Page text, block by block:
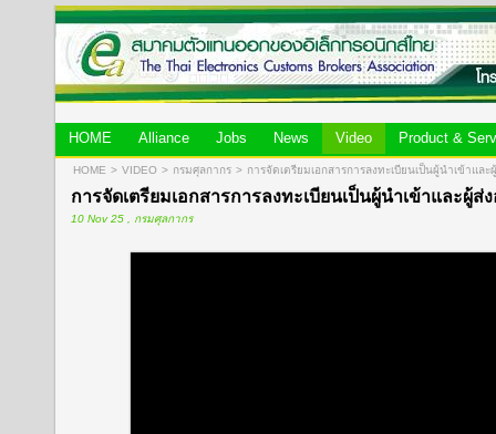
HOME Alliance Jobs News Video Product &
HOME > VIDEO > กรมศุลกากร > การจัดเตรียมเอกสารการลงทะเบียนเป็นผู้นำเข้าและ
การจัดเตรียมเอกสารการลงทะเบียนเป็นผู้นำเข้าและผู้ส่
10 Nov 25 , กรมศุลกากร